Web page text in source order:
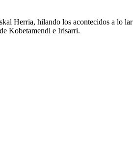
Herria, hilando los acontecidos a lo
Kobetamendi e Irisarri.